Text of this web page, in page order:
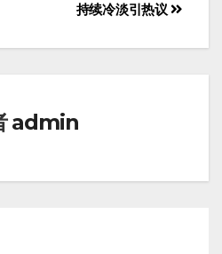
持续冷淡引热议
admin